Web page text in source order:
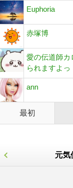
Euphoria
赤塚博
愛の伝道師カ
られますよっ
ann
最初
元気